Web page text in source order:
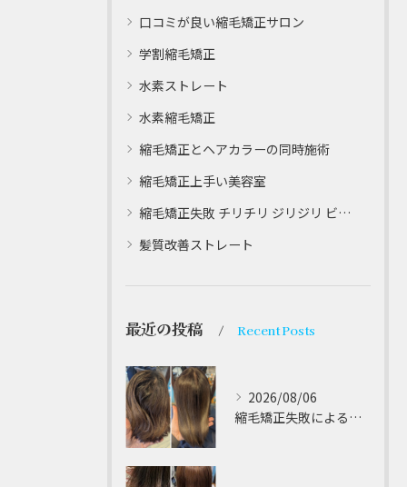
口コミが良い縮毛矯正サロン
学割縮毛矯正
水素ストレート
水素縮毛矯正
縮毛矯正とヘアカラーの同時施術
縮毛矯正上手い美容室
縮毛矯正失敗 チリチリ ジリジリ ビビり直し専門
髪質改善ストレート
最近の投稿 Recent Posts
2026/08/06
縮毛矯正失敗によるチリチリやジリジリ髪のビビり直し専門が解説する本当に効く修復策